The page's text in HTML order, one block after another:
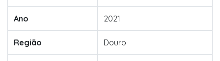
Ano 2021
Região Douro